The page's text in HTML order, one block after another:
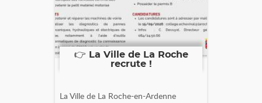
👉 La Ville de La Roche
recrute !
La Ville de La Roche-en-Ardenne